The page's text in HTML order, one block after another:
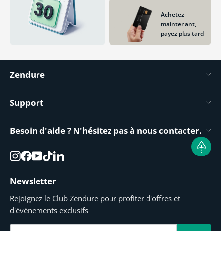
Achetez
maintenant,
payez plus tard
Zendure
Support
Besoin d'aide ? N'hésitez pas à nous contacter.
Instagram
Facebook
YouTube
TikTokLinkedIn
Newsletter
Rejoignez le Club Zendure pour profiter d'offres et
d'événements exclusifs
Inscrivez-
S'abonner